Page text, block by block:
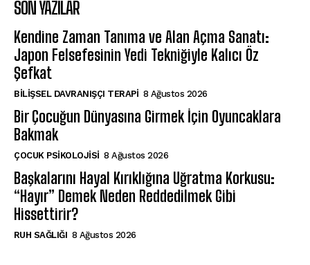
SON YAZILAR
Kendine Zaman Tanıma ve Alan Açma Sanatı:
Japon Felsefesinin Yedi Tekniğiyle Kalıcı Öz
Şefkat
BILIŞSEL DAVRANIŞÇI TERAPI 8 Ağustos 2026
Bir Çocuğun Dünyasına Girmek İçin Oyuncaklara
Bakmak
ÇOCUK PSIKOLOJISI 8 Ağustos 2026
Başkalarını Hayal Kırıklığına Uğratma Korkusu:
“Hayır” Demek Neden Reddedilmek Gibi
Hissettirir?
⁠RUH SAĞLIĞI 8 Ağustos 2026